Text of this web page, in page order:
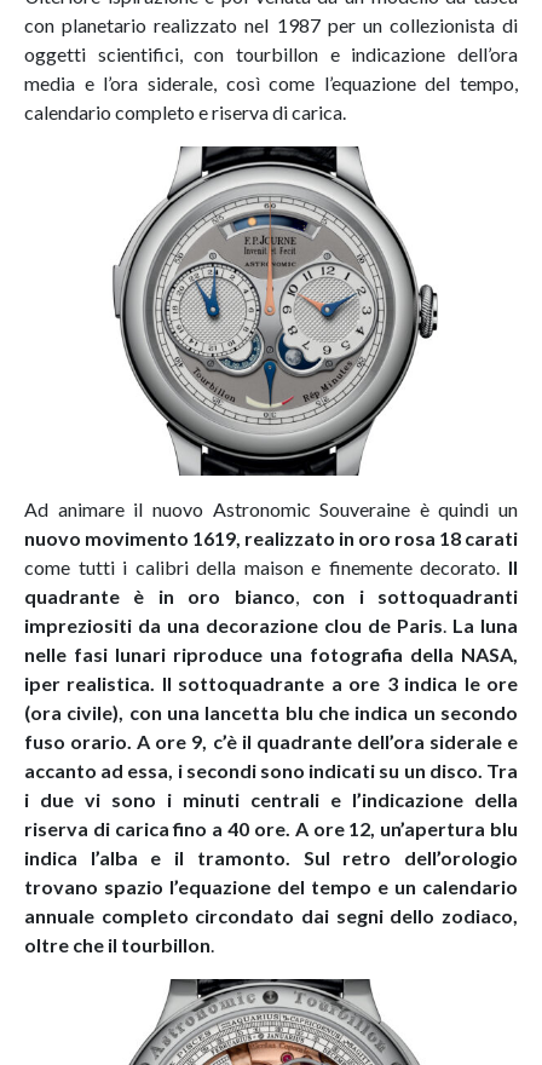
con planetario realizzato nel 1987 per un collezionista di
oggetti scientifici, con tourbillon e indicazione dell’ora
media e l’ora siderale, così come l’equazione del tempo,
calendario completo e riserva di carica.
Ad animare il nuovo Astronomic Souveraine è quindi un
nuovo movimento 1619, realizzato in oro rosa 18 carati
come tutti i calibri della maison e finemente decorato. Il
quadrante è in oro bianco, con i sottoquadranti
impreziositi da una decorazione clou de Paris. La luna
nelle fasi lunari riproduce una fotografia della NASA,
iper realistica. Il sottoquadrante a ore 3 indica le ore
(ora civile), con una lancetta blu che indica un secondo
fuso orario. A ore 9, c’è il quadrante dell’ora siderale e
accanto ad essa, i secondi sono indicati su un disco. Tra
i due vi sono i minuti centrali e l’indicazione della
riserva di carica fino a 40 ore. A ore 12, un’apertura blu
indica l’alba e il tramonto. Sul retro dell’orologio
trovano spazio l’equazione del tempo e un calendario
annuale completo circondato dai segni dello zodiaco,
oltre che il tourbillon.